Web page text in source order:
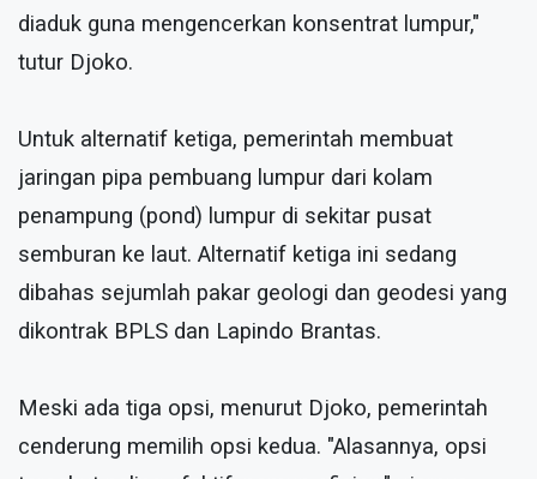
diaduk guna mengencerkan konsentrat lumpur,"
tutur Djoko.
Untuk alternatif ketiga, pemerintah membuat
jaringan pipa pembuang lumpur dari kolam
penampung (pond) lumpur di sekitar pusat
semburan ke laut. Alternatif ketiga ini sedang
dibahas sejumlah pakar geologi dan geodesi yang
dikontrak BPLS dan Lapindo Brantas.
Meski ada tiga opsi, menurut Djoko, pemerintah
cenderung memilih opsi kedua. "Alasannya, opsi